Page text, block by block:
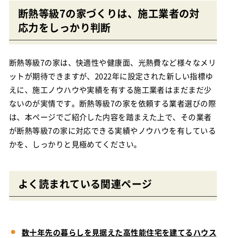
断熱等級7の家づくりは、施工業者の対
応力をしっかり判断
断熱等級7の家は、快適性や健康面、光熱費など様々なメリ
ットが期待できますが、2022年に設定された新しい指標ゆ
えに、施工ノウハウや実績を有する施工業者はまだまだ少
ないのが実情です。断熱等級7の家を依頼する業者選びの際
は、本ページでご紹介した内容を踏まえた上で、その業者
が断熱等級7の家に対応できる実績やノウハウを有している
かを、しっかりと見極めてください。
よく読まれている関連ページ
数十年先の暮らしを見据えた高性能住宅を建てるハウス